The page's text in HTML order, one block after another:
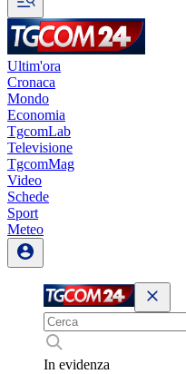
Ultim'ora
Cronaca
Mondo
Economia
TgcomLab
Televisione
TgcomMag
Video
Schede
Sport
Meteo
In evidenza